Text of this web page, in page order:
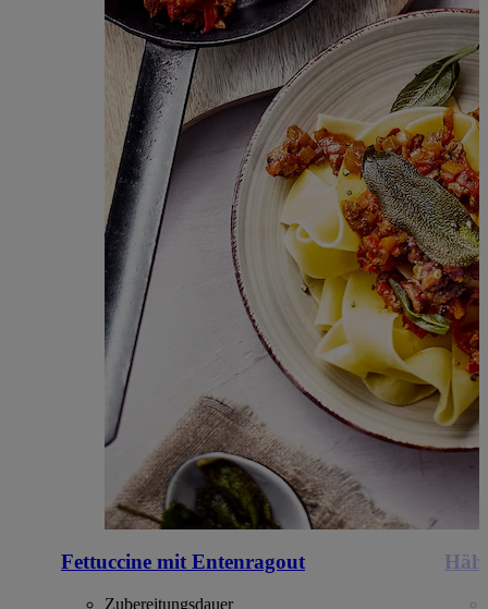
Fettuccine mit Entenragout
Zubereitungsdauer